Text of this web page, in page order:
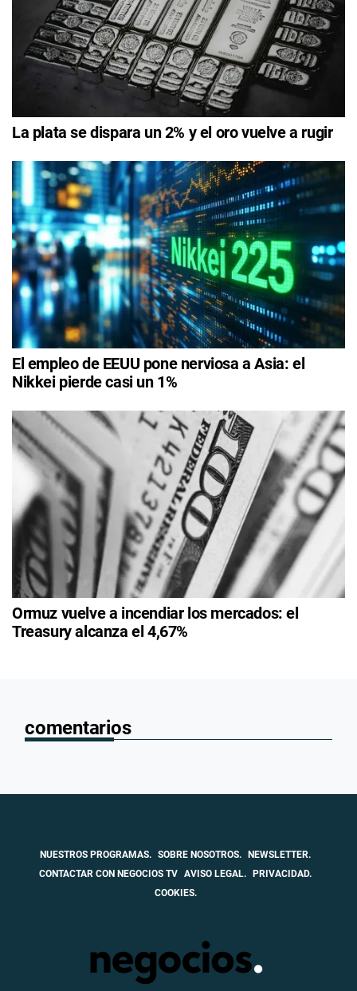
La plata se dispara un 2% y el oro vuelve a rugir
El empleo de EEUU pone nerviosa a Asia: el
Nikkei pierde casi un 1%
Ormuz vuelve a incendiar los mercados: el
Treasury alcanza el 4,67%
comentarios
NUESTROS PROGRAMAS. SOBRE NOSOTROS.
NEWSLETTER.
CONTACTAR CON NEGOCIOS TV AVISO LEGAL.
PRIVACIDAD.
COOKIES.